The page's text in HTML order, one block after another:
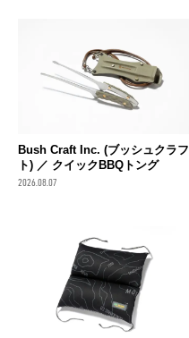
Bush Craft Inc. (ブッシュクラフ
ト) ／ クイックBBQトング
2026.08.07